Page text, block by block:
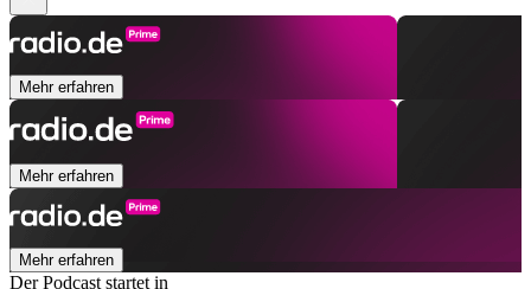
Mehr erfahren
Mehr erfahren
Mehr erfahren
Der Podcast startet in